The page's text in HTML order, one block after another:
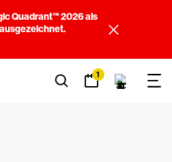
Quadrant™ 2026 als
1